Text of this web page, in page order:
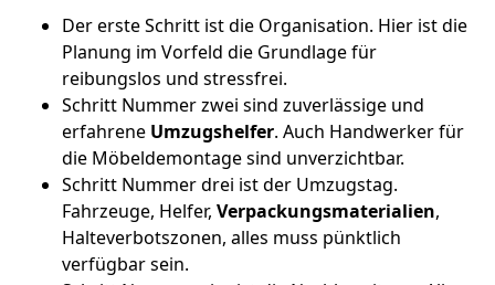
Der erste Schritt ist die Organisation. Hier ist die
Planung im Vorfeld die Grundlage für
reibungslos und stressfrei.
Schritt Nummer zwei sind zuverlässige und
erfahrene Umzugshelfer. Auch Handwerker für
die Möbeldemontage sind unverzichtbar.
Schritt Nummer drei ist der Umzugstag.
Fahrzeuge, Helfer, Verpackungsmaterialien,
Halteverbotszonen, alles muss pünktlich
verfügbar sein.